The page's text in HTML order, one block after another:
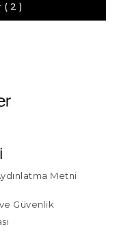
( 2 )
Metni
Güvenlik